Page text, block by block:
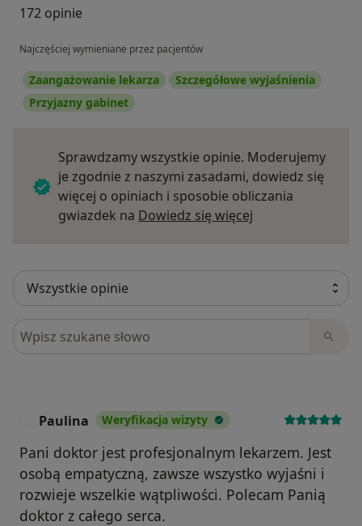
172 opinie
Najczęściej wymieniane przez pacjentów
Zaangażowanie lekarza
Szczegółowe wyjaśnienia
Przyjazny gabinet
Sprawdzamy wszystkie opinie. Moderujemy
je zgodnie z naszymi zasadami, dowiedz się
więcej o opiniach i sposobie obliczania
gwiazdek na Dowiedz się więcej
Szukaj w opiniach
Paulina Weryfikacja wizyty
Pani doktor jest profesjonalnym lekarzem. Jest
osobą empatyczną, zawsze wszystko wyjaśni i
rozwieje wszelkie wątpliwości. Polecam Panią
doktor z całego serca.